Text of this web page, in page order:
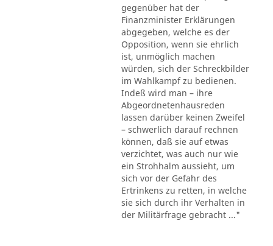
gegenüber hat der
Finanzminister Erklärungen
abgegeben, welche es der
Opposition, wenn sie ehrlich
ist, unmöglich machen
würden, sich der Schreckbilder
im Wahlkampf zu bedienen.
Indeß wird man – ihre
Abgeordnetenhausreden
lassen darüber keinen Zweifel
– schwerlich darauf rechnen
können, daß sie auf etwas
verzichtet, was auch nur wie
ein Strohhalm aussieht, um
sich vor der Gefahr des
Ertrinkens zu retten, in welche
sie sich durch ihr Verhalten in
der Militärfrage gebracht ..."